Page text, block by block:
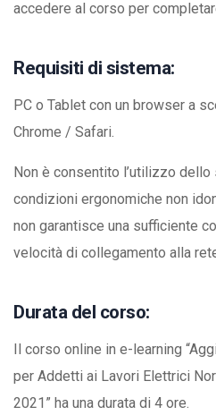
accedere al corso per
Requisiti di sistema:
PC o Tablet con un browser a
Chrome / Safari.
Non è consentito l’utilizzo dello
condizioni ergonomiche non
non garantisce una sufficiente
velocità di collegamento alla
Durata del corso:
Il corso online in e-learning
per Addetti ai Lavori Elettrici
2021” ha una durata di 4 ore.